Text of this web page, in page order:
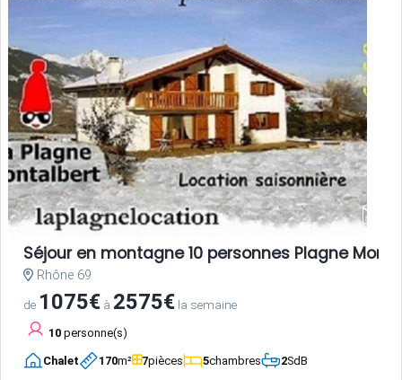
Séjour en montagne 10 personnes Plagne
Rhône 69
de 1075€ à 2575€ la semaine
10 personne(s)
Chalet 170m² 7pièces 5chambres 2SdB